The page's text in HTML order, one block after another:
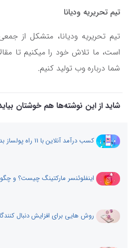
تیم تحریریه ودیانا
تیم تحریریه ودیانا، متشکل از
است، ما تلاش خود را میکنیم تا
شما درباره وب تولید کنیم.
شاید از این نوشته‌ها هم خوشتان
کسب درآمد آنلاین با 11 راه پولساز بدون سرمایه
اینفلوئنسر مارکتینگ چیست؟ و
روش هایی برای افزایش دنبال